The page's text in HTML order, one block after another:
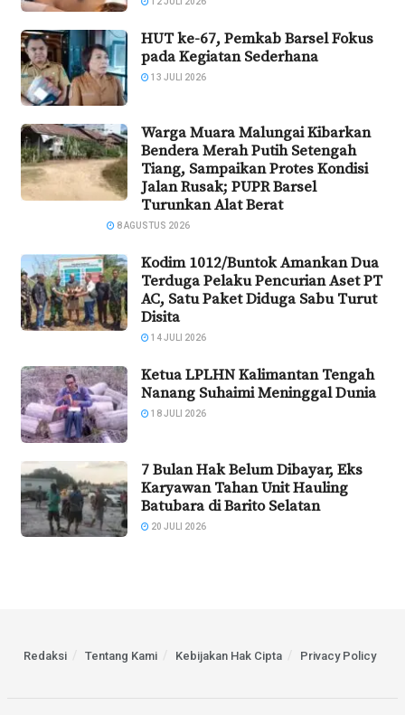
HUT ke-67, Pemkab Barsel Fokus
pada Kegiatan Sederhana
13 JULI 2026
Warga Muara Malungai Kibarkan
Bendera Merah Putih Setengah
Tiang, Sampaikan Protes Kondisi
Jalan Rusak; PUPR Barsel
Turunkan Alat Berat
8 AGUSTUS 2026
Kodim 1012/Buntok Amankan Dua
Terduga Pelaku Pencurian Aset PT
AC, Satu Paket Diduga Sabu Turut
Disita
14 JULI 2026
Ketua LPLHN Kalimantan Tengah
Nanang Suhaimi Meninggal Dunia
18 JULI 2026
7 Bulan Hak Belum Dibayar, Eks
Karyawan Tahan Unit Hauling
Batubara di Barito Selatan
20 JULI 2026
Redaksi Tentang Kami Kebijakan Hak Cipta Privacy Policy